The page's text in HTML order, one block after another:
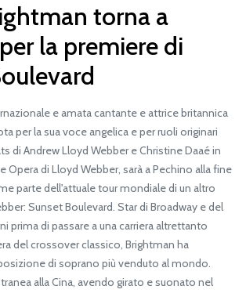
torna a
la premiere di
e amata cantante e attrice britannica
per la sua voce angelica e per ruoli originari
di Andrew Lloyd Webber e Christine Daaé in
Opera di Lloyd Webber, sarà a Pechino alla fine
parte dell'attuale tour mondiale di un altro
Sunset Boulevard. Star di Broadway e del
prima di passare a una carriera altrettanto
del crossover classico, Brightman ha
di soprano più venduto al mondo.
alla Cina, avendo girato e suonato nel